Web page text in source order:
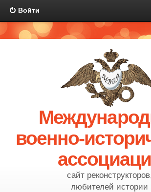
Войти
военно-
сайт
любителей истории